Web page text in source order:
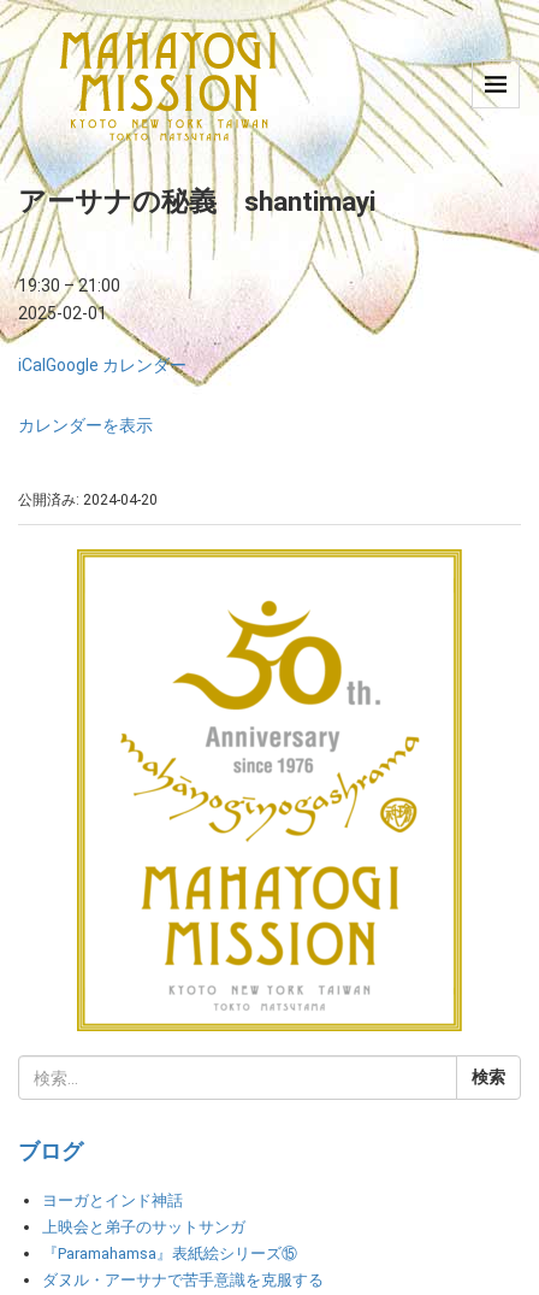
アーサナの秘義 shantimayi
19:30 –21:00
2025-02-01
iCal Google カレンダー
カレンダーを表示
公開済み: 2024-04-20
ブログ
ヨーガとインド神話
上映会と弟子のサットサンガ
『Paramahamsa』表紙絵シリーズ⑮
ダヌル・アーサナで苦手意識を克服する